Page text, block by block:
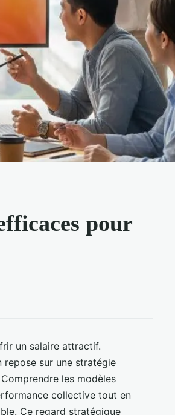
pour
un salaire attractif.
sur une stratégie
les modèles
collective tout en
Ce regard stratégique